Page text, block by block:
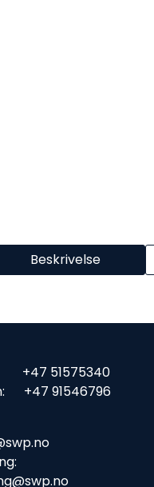
Beskrivelse
51575340
+47 91546796